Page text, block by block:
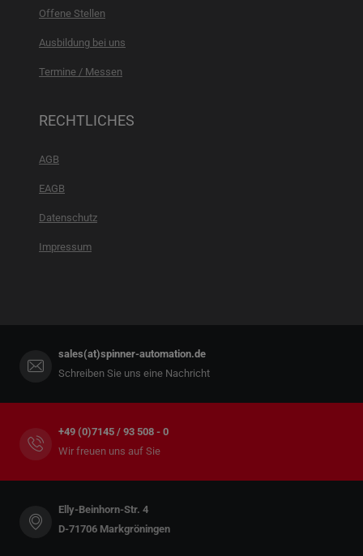
Offene Stellen
Ausbildung bei uns
Termine / Messen
RECHTLICHES
AGB
EAGB
Datenschutz
Impressum
sales(at)spinner-automation.de
Schreiben Sie uns eine Nachricht
+49 (0)7145 / 93 508 - 0
Wir freuen uns auf Sie
Elly-Beinhorn-Str. 4
D-71706 Markgröningen